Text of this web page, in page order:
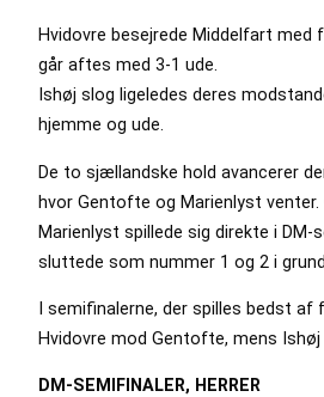
Hvidovre besejrede Middelfart med
går aftes med 3-1 ude.
Ishøj slog ligeledes deres
hjemme og ude.
De to sjællandske hold avancerer
hvor Gentofte og Marienlyst
Marienlyst spillede sig direkte i DM-
sluttede som nummer 1 og 2 i
I semifinalerne, der spilles bedst af
Hvidovre mod Gentofte, mens Ishøj
DM-SEMIFINALER, HERRER